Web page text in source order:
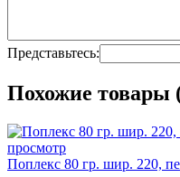
Представьтесь:
Похожие товары
просмотр
Поплекс 80 гр. шир. 220,